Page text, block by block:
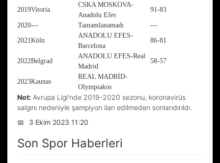
2019Vitoria
CSKA MOSKOVA-
Anadolu Efes
91-83
2020--- Tamamlanamadı ---
2021Köln
ANADOLU EFES-
Barcelona
86-81
2022Belgrad
ANADOLU EFES-Real
Madrid
58-57
2023Kaunas
REAL MADRİD-
Olympiakos
Not: Avrupa Ligi'nde 2019-2020 sezonu, koronavirüs
salgını nedeniyle şampiyon ilan edilmeden sonlandırıldı.
📅
3 Ekim 2023 11:20
Son Spor Haberleri